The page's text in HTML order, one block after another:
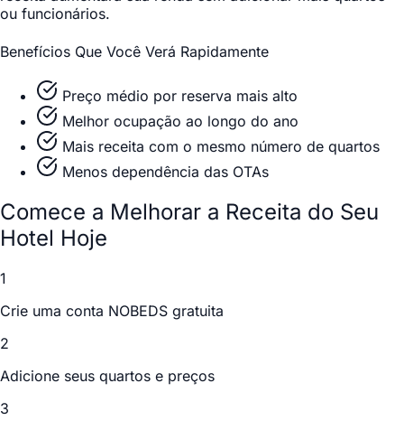
ou funcionários.
Benefícios Que Você Verá Rapidamente
Preço médio por reserva mais alto
Melhor ocupação ao longo do ano
Mais receita com o mesmo número de quartos
Menos dependência das OTAs
Comece a Melhorar a Receita do Seu
Hotel Hoje
1
Crie uma conta NOBEDS gratuita
2
Adicione seus quartos e preços
3